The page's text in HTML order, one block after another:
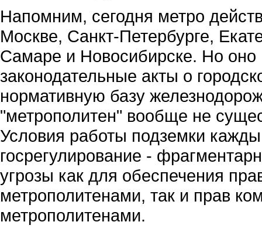
Напомним, сегодня метро
Москве, Санкт-Петербурге,
Самаре и Новосибирске. Но
законодательные акты о
нормативную базу
"метрополитен" вообще не
Условия работы подземки
госрегулирование -
угрозы как для обеспечения
метрополитенами, так и прав
метрополитенами.